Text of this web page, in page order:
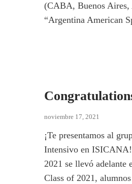
(CABA, Buenos
“Argentina American
noviembre 17, 2021
¡Te presentamos al
Intensivo en
2021 se llevó adelante
Class of 2021,